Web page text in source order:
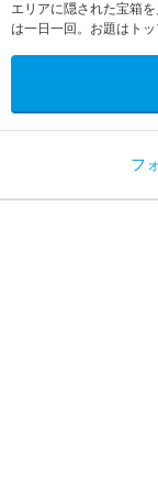
エリアに隠された宝箱
は一日一回。お題はトッ
フ